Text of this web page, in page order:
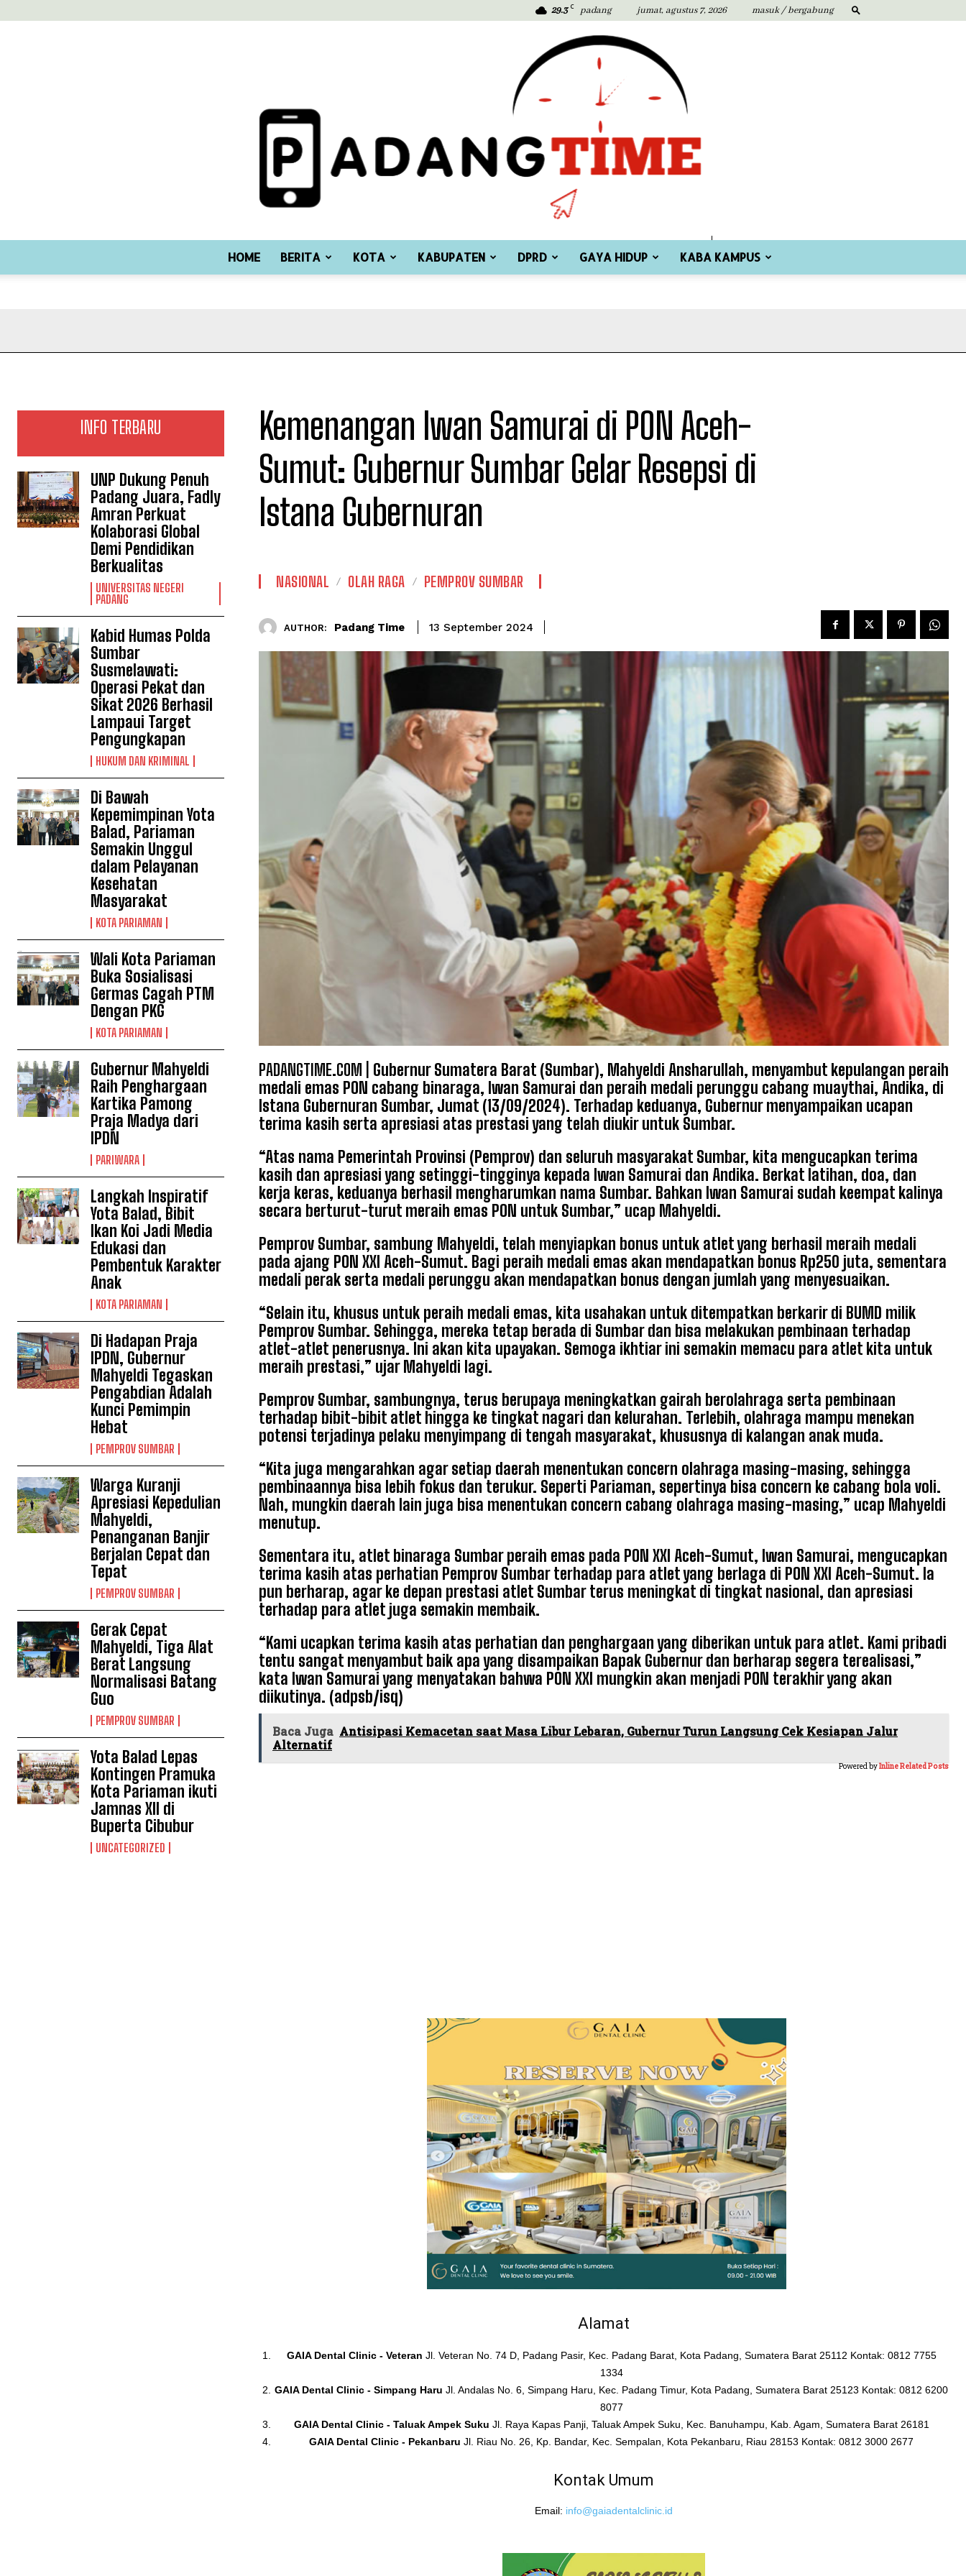
29.3 C padang jumat, agustus 7, 2026 masuk / bergabung
HOME BERITA KOTA KABUPATEN DPRD GAYA HIDUP KABA KAMPUS
INFO TERBARU
UNP Dukung Penuh
Padang Juara, Fadly
Amran Perkuat
Kolaborasi Global
Demi Pendidikan
Berkualitas
UNIVERSITAS NEGERI
PADANG
Kabid Humas Polda
Sumbar
Susmelawati:
Operasi Pekat dan
Sikat 2026 Berhasil
Lampaui Target
Pengungkapan
HUKUM DAN KRIMINAL
Di Bawah
Kepemimpinan Yota
Balad, Pariaman
Semakin Unggul
dalam Pelayanan
Kesehatan
Masyarakat
KOTA PARIAMAN
Wali Kota Pariaman
Buka Sosialisasi
Germas Cagah PTM
Dengan PKG
KOTA PARIAMAN
Gubernur Mahyeldi
Raih Penghargaan
Kartika Pamong
Praja Madya dari
IPDN
PARIWARA
Langkah Inspiratif
Yota Balad, Bibit
Ikan Koi Jadi Media
Edukasi dan
Pembentuk Karakter
Anak
KOTA PARIAMAN
Di Hadapan Praja
IPDN, Gubernur
Mahyeldi Tegaskan
Pengabdian Adalah
Kunci Pemimpin
Hebat
PEMPROV SUMBAR
Warga Kuranji
Apresiasi Kepedulian
Mahyeldi,
Penanganan Banjir
Berjalan Cepat dan
Tepat
PEMPROV SUMBAR
Gerak Cepat
Mahyeldi, Tiga Alat
Berat Langsung
Normalisasi Batang
Guo
PEMPROV SUMBAR
Yota Balad Lepas
Kontingen Pramuka
Kota Pariaman ikuti
Jamnas XII di
Buperta Cibubur
UNCATEGORIZED
Kemenangan Iwan Samurai di PON Aceh-
Sumut: Gubernur Sumbar Gelar Resepsi di
Istana Gubernuran
NASIONAL OLAH RAGA PEMPROV SUMBAR
AUTHOR: Padang Time 13 September 2024
PADANGTIME.COM |
Gubernur Sumatera Barat (Sumbar), Mahyeldi Ansharullah, menyambut kepulangan peraih
medali emas PON cabang binaraga, Iwan Samurai dan peraih medali perunggu cabang muaythai, Andika, di
Istana Gubernuran Sumbar, Jumat (13/09/2024). Terhadap keduanya, Gubernur menyampaikan ucapan
terima kasih serta apresiasi atas prestasi yang telah diukir untuk Sumbar.
“Atas nama Pemerintah Provinsi (Pemprov) dan seluruh masyarakat Sumbar, kita mengucapkan terima
kasih dan apresiasi yang setinggi-tingginya kepada Iwan Samurai dan Andika. Berkat latihan, doa, dan
kerja keras, keduanya berhasil mengharumkan nama Sumbar. Bahkan Iwan Samurai sudah keempat kalinya
secara berturut-turut meraih emas PON untuk Sumbar,” ucap Mahyeldi.
Pemprov Sumbar, sambung Mahyeldi, telah menyiapkan bonus untuk atlet yang berhasil meraih medali
pada ajang PON XXI Aceh-Sumut. Bagi peraih medali emas akan mendapatkan bonus Rp250 juta, sementara
medali perak serta medali perunggu akan mendapatkan bonus dengan jumlah yang menyesuaikan.
“Selain itu, khusus untuk peraih medali emas, kita usahakan untuk ditempatkan berkarir di BUMD milik
Pemprov Sumbar. Sehingga, mereka tetap berada di Sumbar dan bisa melakukan pembinaan terhadap
atlet-atlet penerusnya. Ini akan kita upayakan. Semoga ikhtiar ini semakin memacu para atlet kita untuk
meraih prestasi,” ujar Mahyeldi lagi.
Pemprov Sumbar, sambungnya, terus berupaya meningkatkan gairah berolahraga serta pembinaan
terhadap bibit-bibit atlet hingga ke tingkat nagari dan kelurahan. Terlebih, olahraga mampu menekan
potensi terjadinya pelaku menyimpang di tengah masyarakat, khususnya di kalangan anak muda.
“Kita juga mengarahkan agar setiap daerah menentukan concern olahraga masing-masing, sehingga
pembinaannya bisa lebih fokus dan terukur. Seperti Pariaman, sepertinya bisa concern ke cabang bola voli.
Nah, mungkin daerah lain juga bisa menentukan concern cabang olahraga masing-masing,” ucap Mahyeldi
menutup.
Sementara itu, atlet binaraga Sumbar peraih emas pada PON XXI Aceh-Sumut, Iwan Samurai, mengucapkan
terima kasih atas perhatian Pemprov Sumbar terhadap para atlet yang berlaga di PON XXI Aceh-Sumut. Ia
pun berharap, agar ke depan prestasi atlet Sumbar terus meningkat di tingkat nasional, dan apresiasi
terhadap para atlet juga semakin membaik.
“Kami ucapkan terima kasih atas perhatian dan penghargaan yang diberikan untuk para atlet. Kami pribadi
tentu sangat menyambut baik apa yang disampaikan Bapak Gubernur dan berharap segera terealisasi,”
kata Iwan Samurai yang menyatakan bahwa PON XXI mungkin akan menjadi PON terakhir yang akan
diikutinya. (adpsb/isq)
Baca Juga Antisipasi Kemacetan saat Masa Libur Lebaran, Gubernur Turun Langsung Cek Kesiapan Jalur
Alternatif
Powered byInline Related Posts
Alamat
GAIA Dental Clinic - Veteran Jl. Veteran No. 74 D, Padang Pasir, Kec. Padang Barat, Kota Padang, Sumatera Barat 25112 Kontak: 0812 7755
1334
GAIA Dental Clinic - Simpang Haru Jl. Andalas No. 6, Simpang Haru, Kec. Padang Timur, Kota Padang, Sumatera Barat 25123 Kontak: 0812 6200
8077
GAIA Dental Clinic - Taluak Ampek Suku Jl. Raya Kapas Panji, Taluak Ampek Suku, Kec. Banuhampu, Kab. Agam, Sumatera Barat 26181
GAIA Dental Clinic - Pekanbaru Jl. Riau No. 26, Kp. Bandar, Kec. Sempalan, Kota Pekanbaru, Riau 28153 Kontak: 0812 3000 2677
Kontak Umum
Email: info@gaiadentalclinic.id